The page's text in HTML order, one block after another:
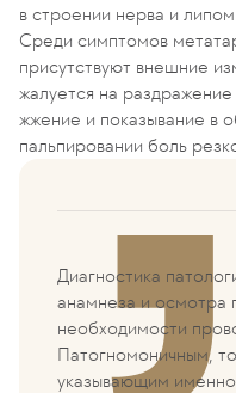
в строении нерва и
Среди симптомов
присутствуют внешние
жалуется на
жжение и показывание в
пальпировании боль
Диагностика
анамнеза и осмотра
необходимости
Патогномоничным,
указывающим